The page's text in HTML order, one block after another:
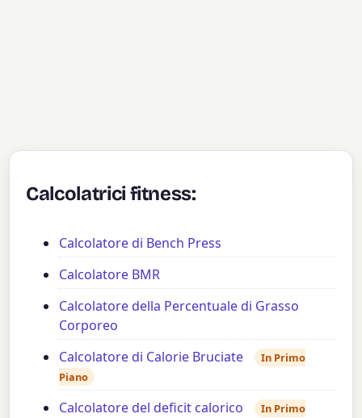
Calcolatrici fitness:
Calcolatore di Bench Press
Calcolatore BMR
Calcolatore della Percentuale di Grasso
Corporeo
Calcolatore di Calorie Bruciate
In Primo
Piano
Calcolatore del deficit calorico
In Primo